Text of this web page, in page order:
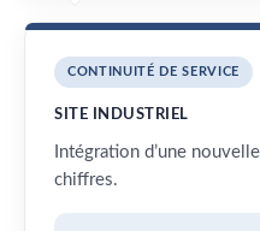
CONTINUITÉ DE SERVICE
SITE INDUSTRIEL
Intégration d’une
chiffres.